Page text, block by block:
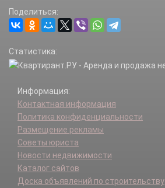
Поделиться:
Статистика:
Информация:
Контактная информация
Политика конфиденциальности
Размещение рекламы
Советы юриста
Новости недвижимости
Каталог сайтов
Доска объявлений по строительству